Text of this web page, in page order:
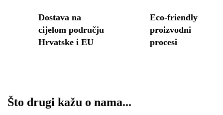
Dostava na
cijelom području
Hrvatske i EU
Eco-friendly
proizvodni
procesi
Što drugi kažu o nama...